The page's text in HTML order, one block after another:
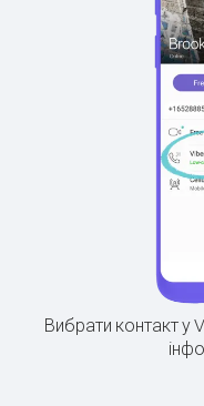
Вибрати контакт у